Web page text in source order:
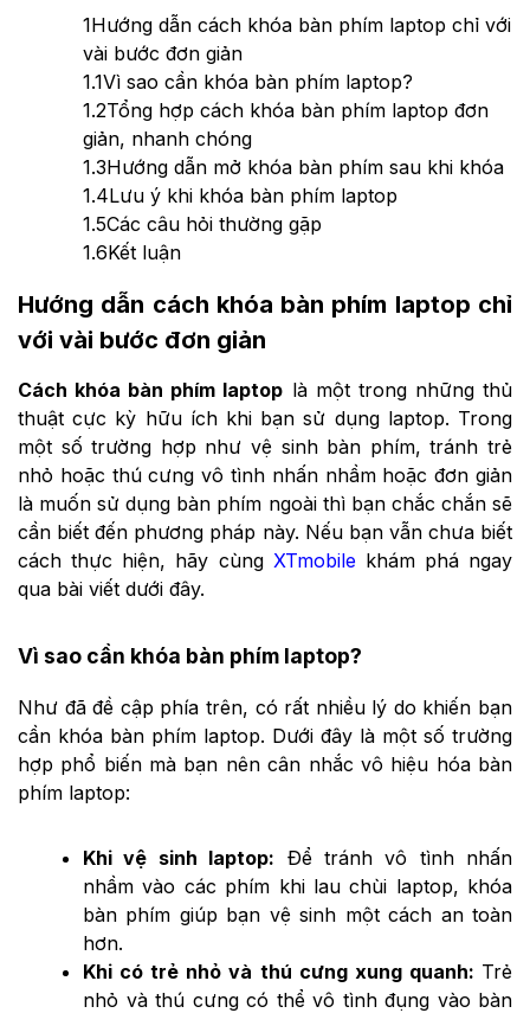
1Hướng dẫn cách khóa bàn phím laptop chỉ với
vài bước đơn giản
1.1Vì sao cần khóa bàn phím laptop?
1.2Tổng hợp cách khóa bàn phím laptop đơn
giản, nhanh chóng
1.3Hướng dẫn mở khóa bàn phím sau khi khóa
1.4Lưu ý khi khóa bàn phím laptop
1.5Các câu hỏi thường gặp
1.6Kết luận
Hướng dẫn cách khóa bàn phím laptop chỉ
với vài bước đơn giản
Cách khóa bàn phím laptop là một trong những thủ
thuật cực kỳ hữu ích khi bạn sử dụng laptop. Trong
một số trường hợp như vệ sinh bàn phím, tránh trẻ
nhỏ hoặc thú cưng vô tình nhấn nhầm hoặc đơn giản
là muốn sử dụng bàn phím ngoài thì bạn chắc chắn sẽ
cần biết đến phương pháp này. Nếu bạn vẫn chưa biết
cách thực hiện, hãy cùng XTmobilekhám phá ngay
qua bài viết dưới đây.
Vì sao cần khóa bàn phím laptop?
Như đã đề cập phía trên, có rất nhiều lý do khiến bạn
cần khóa bàn phím laptop. Dưới đây là một số trường
hợp phổ biến mà bạn nên cân nhắc vô hiệu hóa bàn
phím laptop:
Khi vệ sinh laptop: Để tránh vô tình nhấn
nhầm vào các phím khi lau chùi laptop, khóa
bàn phím giúp bạn vệ sinh một cách an toàn
hơn.
Khi có trẻ nhỏ và thú cưng xung quanh: Trẻ
nhỏ và thú cưng có thể vô tình đụng vào bàn